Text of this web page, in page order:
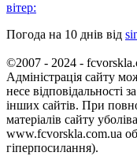
вітер:
Погода на 10 днів від
©2007 - 2024 -
Адміністрація сайту
несе відповідальності
інших сайтів. При
матеріалів сайту
www.fcvorskla.com.ua
гіперпосилання).